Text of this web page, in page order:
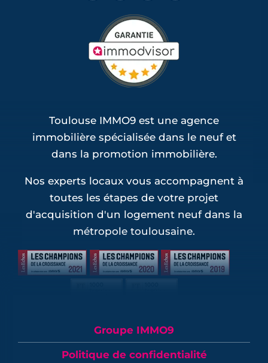
Toulouse IMMO9 est une agence
immobilière spécialisée dans le neuf et
dans la promotion immobilière.
Nos experts locaux vous accompagnent à
toutes les étapes de votre projet
d'acquisition d'un logement neuf dans la
métropole toulousaine.
Groupe IMMO9
Politique de confidentialité